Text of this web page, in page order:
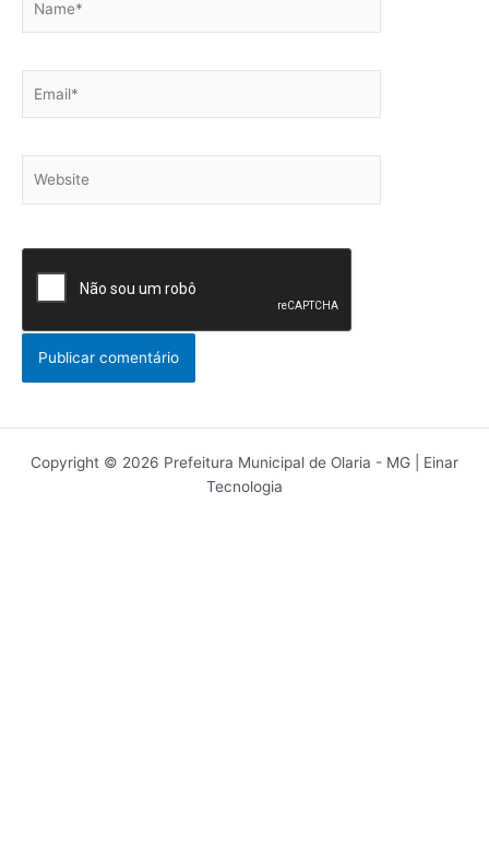
Copyright © 2026 Prefeitura Municipal de Olaria - MG | Einar
Tecnologia